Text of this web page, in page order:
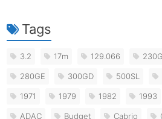
Tags
3.2 17m 129.066 230G
280GE 300GD 500SL
1971 1979 1982 1993
ADAC Budget Cabrio